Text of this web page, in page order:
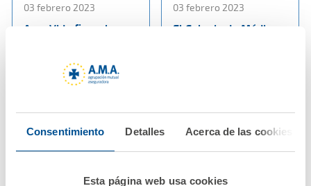
Consentimiento Detalles Acerca de las cookies
Esta página web usa cookies
03 febrero 2023
Ama Vida firma la
Vida con los
veterinarios de
Ver noticia
03 febrero 2023
El Colegio de Médicos
Ver noticia